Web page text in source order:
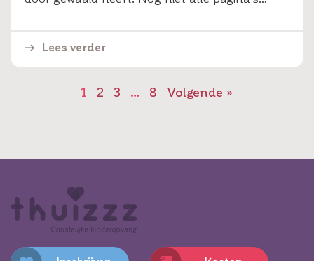
Lees verder
1 2 3 … 8 Volgende »